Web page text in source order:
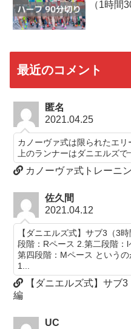
（1時間
最近のコメント
匿名
2021.04.25
カノーヴァ式は限られたエ
上のランナーはダニエルズ
カノーヴァ式トレーニ
佐久間
2021.04.12
【ダニエルズ式】サブ3（3
段階：Rペース 2.第二段階：
第四段階：Mペース という
1...
【ダニエルズ式】サブ
編
UC